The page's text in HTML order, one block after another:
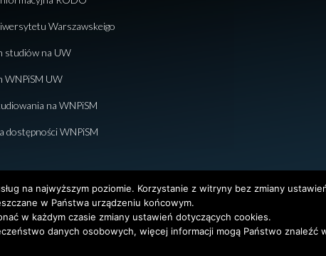
Warszawskeigo
studiów na UW
WNPiSM UW
na WNPiSM
dostępności WNPiSM
All Rights Reserved. Projekt i realizacja stronyAgencjaInterAktywni
na najwyższym poziomie. Korzystanie z witryny bez zmiany
w Państwa urządzeniu końcowym.
w każdym czasie zmiany ustawień dotyczących cookies.
danych osobowych, więcej informacji mogą Państwo znaleźć